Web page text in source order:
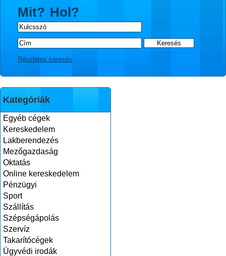
Mit? Hol?
Részletes keresés
Kategóriák
Egyéb cégek
Kereskedelem
Lakberendezés
Mezőgazdaság
Oktatás
Online kereskedelem
Pénzügyi
Sport
Szállítás
Szépségápolás
Szervíz
Takarítócégek
Ügyvédi irodák